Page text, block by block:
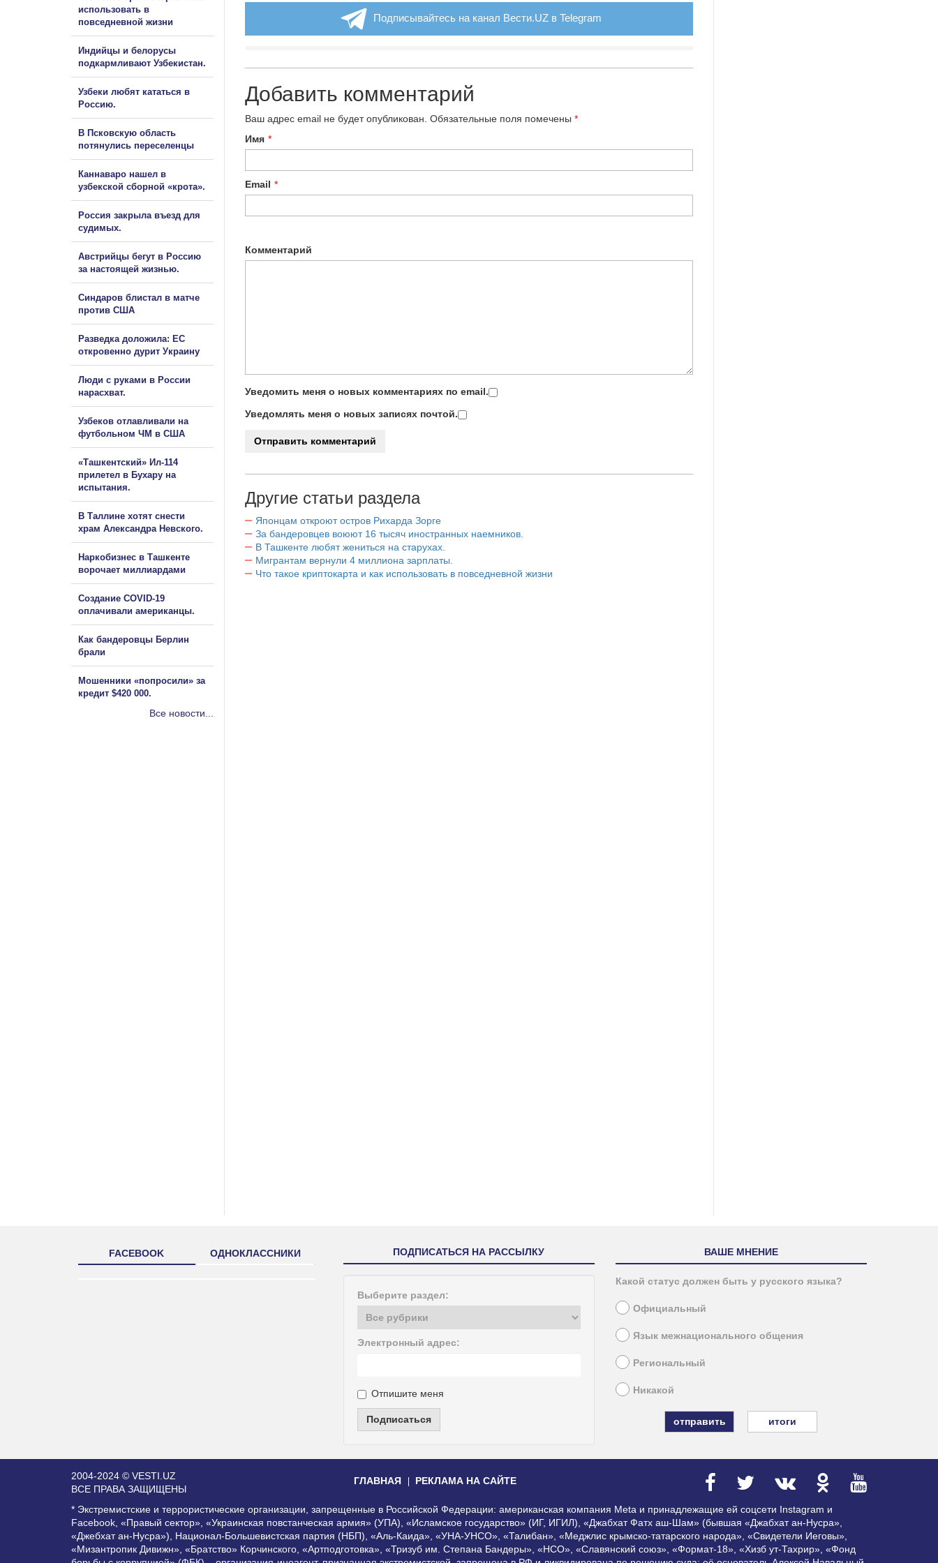
Подписывайтесь на канал Вести.UZ в Telegram
Добавить комментарий
Ваш адрес email не будет опубликован. Обязательные поля помечены *
Имя *
Email *
Комментарий
Уведомить меня о новых комментариях по email.
Уведомлять меня о новых записях почтой.
Другие статьи раздела
Японцам откроют остров Рихарда Зорге
За бандеровцев воюют 16 тысяч иностранных наемников.
В Ташкенте любят жениться на старухах.
Мигрантам вернули 4 миллиона зарплаты.
Что такое криптокарта и как использовать в повседневной жизни
использовать в
повседневной жизни
Индийцы и белорусы
подкармливают Узбекистан.
Узбеки любят кататься в
Россию.
В Псковскую область
потянулись переселенцы
Каннаваро нашел в
узбекской сборной «крота».
Россия закрыла въезд для
судимых.
Австрийцы бегут в Россию
за настоящей жизнью.
Синдаров блистал в матче
против США
Разведка доложила: ЕС
откровенно дурит Украину
Люди с руками в России
нарасхват.
Узбеков отлавливали на
футбольном ЧМ в США
«Ташкентский» Ил-114
прилетел в Бухару на
испытания.
В Таллине хотят снести
храм Александра Невского.
Наркобизнес в Ташкенте
ворочает миллиардами
Создание COVID-19
оплачивали американцы.
Как бандеровцы Берлин
брали
Мошенники «попросили» за
кредит $420 000.
Все новости...
FACEBOOK ОДНОКЛАССНИКИ ПОДПИСАТЬСЯ НА РАССЫЛКУ
Выберите раздел:
Электронный адрес:
Отпишите меня
Подписаться
ВАШЕ МНЕНИЕ
Какой статус должен быть у русского языка?
Официальный
Язык межнационального общения
Региональный
Никакой
итоги
2004-2024 © VESTI.UZ
ВСЕ ПРАВА ЗАЩИЩЕНЫ
ГЛАВНАЯ РЕКЛАМА НА САЙТЕ
* Экстремистские и террористические организации, запрещенные в Российской Федерации: американская компания Meta и принадлежащие ей соцсети Instagram и
Facebook, «Правый сектор», «Украинская повстанческая армия» (УПА), «Исламское государство» (ИГ, ИГИЛ), «Джабхат Фатх аш-Шам» (бывшая «Джабхат ан-Нусра»,
«Джебхат ан-Нусра»), Национал-Большевистская партия (НБП), «Аль-Каида», «УНА-УНСО», «Талибан», «Меджлис крымско-татарского народа», «Свидетели Иеговы»,
«Мизантропик Дивижн», «Братство» Корчинского, «Артподготовка», «Тризуб им. Степана Бандеры», «НСО», «Славянский союз», «Формат-18», «Хизб ут-Тахрир», «Фонд